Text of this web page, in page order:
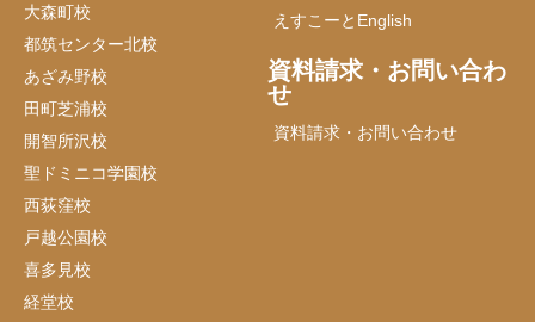
大森町校
都筑センター北校
あざみ野校
田町芝浦校
開智所沢校
聖ドミニコ学園校
西荻窪校
戸越公園校
喜多見校
経堂校
えすこーとEnglish
資料請求・お問い合わ
せ
資料請求・お問い合わせ